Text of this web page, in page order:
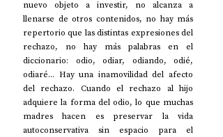
nuevo objeto a investir, no alcanza a
llenarse de otros contenidos, no hay más
repertorio que las distintas expresiones del
rechazo, no hay más palabras en el
diccionario: odio, odiar, odiando, odié,
odiaré... Hay una inamovilidad del afecto
del rechazo. Cuando el rechazo al hijo
adquiere la forma del odio, lo que muchas
madres hacen es preservar la vida
autoconservativa sin espacio para el